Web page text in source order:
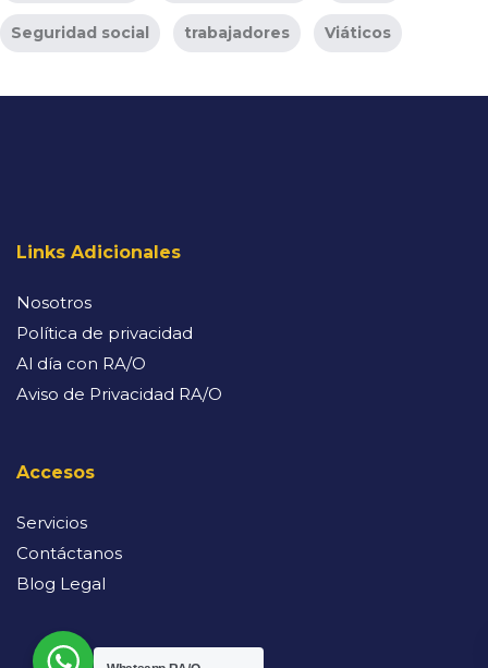
Seguridad social trabajadores Viáticos
Links Adicionales
Nosotros
Política de privacidad
Al día con RA/O
Aviso de Privacidad RA/O
Accesos
Servicios
Contáctanos
Blog Legal